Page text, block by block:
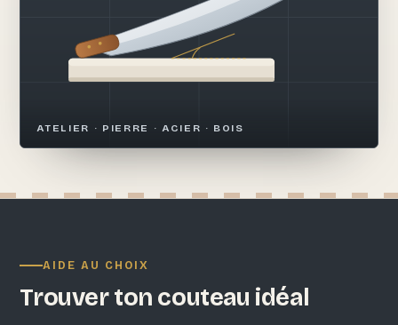
ATELIER · PIERRE · ACIER · BOIS
AIDE AU CHOIX
Trouver ton couteau idéal